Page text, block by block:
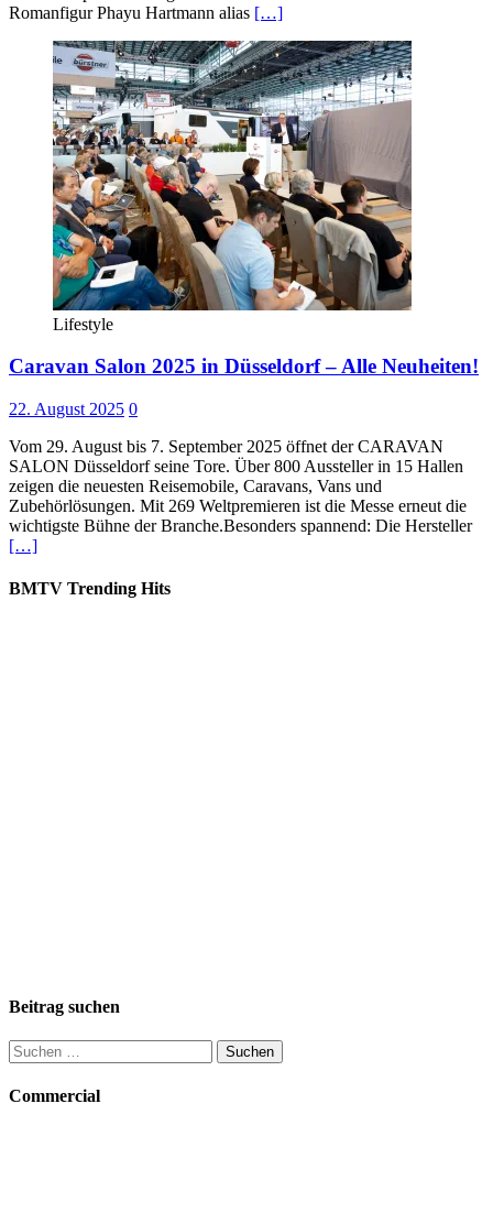
Romanfigur Phayu Hartmann alias […]
Lifestyle
Caravan Salon 2025 in Düsseldorf – Alle Neuheiten!
22. August 2025 0
Vom 29. August bis 7. September 2025 öffnet der CARAVAN
SALON Düsseldorf seine Tore. Über 800 Aussteller in 15 Hallen
zeigen die neuesten Reisemobile, Caravans, Vans und
Zubehörlösungen. Mit 269 Weltpremieren ist die Messe erneut die
wichtigste Bühne der Branche.Besonders spannend: Die Hersteller
[…]
BMTV Trending Hits
Beitrag suchen
Suchen
nach:
Commercial